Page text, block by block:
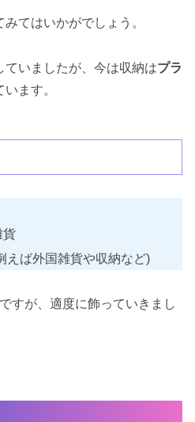
てはいかがでしょう。
いましたが、今は収納はプラ
ます。
貨
えば外国雑貨や収納など)
すが、適度に飾っていきまし